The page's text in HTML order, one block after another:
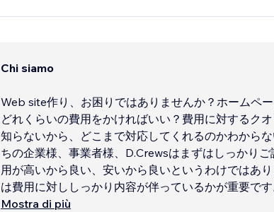
Chi siamo
Web site作り、お困りではありませんか？ホームペー
どれくらいの費用をかければいい？費用に対するク
知らないから、どこまで対応してくれるのかわから
ちの企業様、事業者様、D.Crewsはまずはしっかり
用が高いから良い、安いから良いというわけではあ
は費用に対ししっかり内容が伴っているかが重要です
Mostra di più